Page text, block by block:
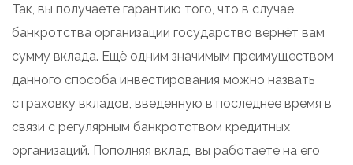
Так, вы получаете гарантию того, что в случае
банкротства организации государство вернёт вам
сумму вклада. Ещё одним значимым преимуществом
данного способа инвестирования можно назвать
страховку вкладов, введенную в последнее время в
связи с регулярным банкротством кредитных
организаций. Пополняя вклад, вы работаете на его